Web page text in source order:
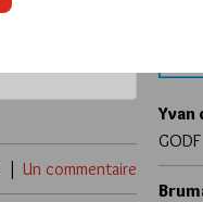
Un commentaire
Yvan
GODF